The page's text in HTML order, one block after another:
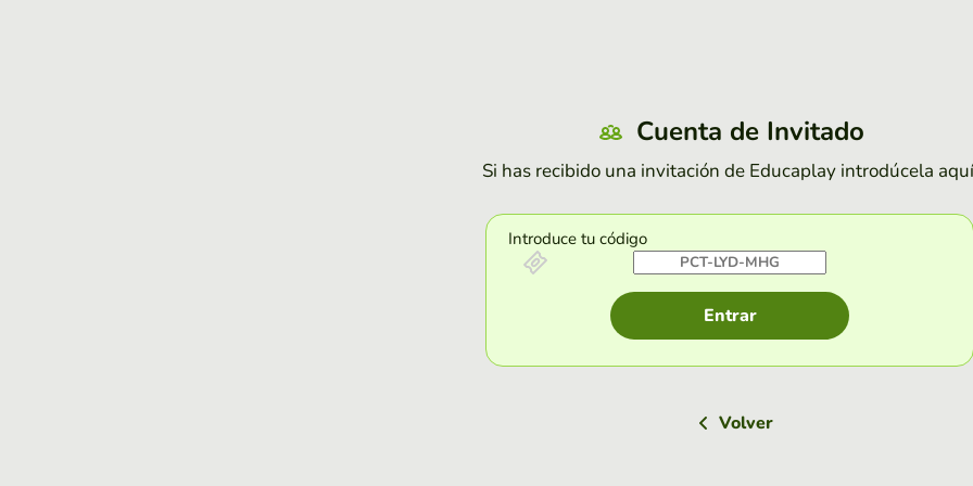
Cuenta de Invitado
Si has recibido una invitación de Educaplay introdúcela
Introduce tu código
Entrar
Volver